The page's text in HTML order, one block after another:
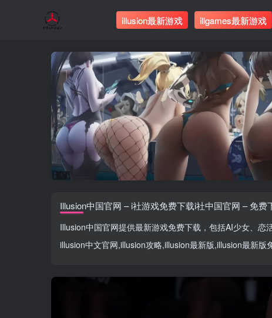
illusion最新游戏 illgames最新游戏
Illusion中国官网 – i社游戏免费下载i社中国官网 – 免费
Illusion中国官网提供最新游戏免费下载，包括AI少女、 恋
illusion中文官网,illusion攻略,illusion最新版,illusion最新版